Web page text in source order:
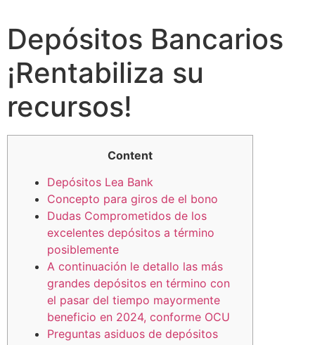
Depósitos Bancarios
¡Rentabiliza su
recursos!
Content
Depósitos Lea Bank
Concepto para giros de el bono
Dudas Comprometidos de los
excelentes depósitos a término
posiblemente
A continuación le detallo las más
grandes depósitos en término con
el pasar del tiempo mayormente
beneficio en 2024, conforme OCU
Preguntas asiduos de depósitos